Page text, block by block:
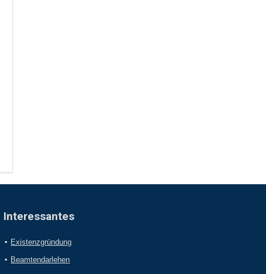
Interessantes
Existenzgründung
Beamtendarlehen